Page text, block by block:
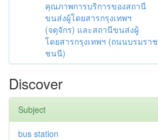
คุณภาพการบริการของสถานี
ขนส่งผู้โดยสารกรุงเทพฯ
(จตุจักร) และสถานีขนส่งผู้
โดยสารกรุงเทพฯ (ถนนบรมราช
ชนนี)
Discover
Subject
bus station